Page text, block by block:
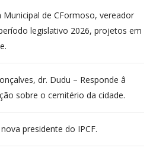
Municipal de CFormoso, vereador
legislativo 2026, projetos em
dr. Dudu – Responde â
sobre o cemitério da cidade.
presidente do IPCF.